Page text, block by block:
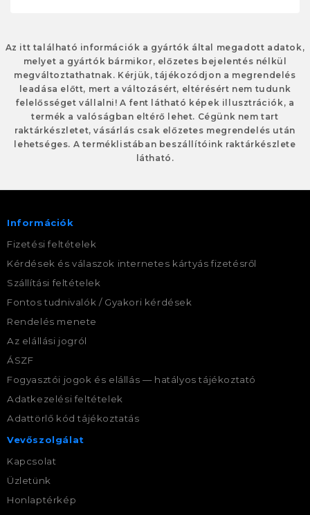
Az itt található információk a gyártók által megadott adatok,
melyet a gyártók bármikor, előzetes bejelentés nélkül
megváltoztathatnak. Kérjük, tájékozódjon a megrendelés
leadása előtt, mert a változásért, eltérésért nem tudunk
felelősséget vállalni! A fent látható képek illusztrációk, a
termék a valóságban eltérő lehet. Cégünk nem tart
raktárkészletet, vásárlás csak előzetes megrendelés után
lehetséges. A terméklistában beszállítóink raktárkészlete
látható.
Információk
Fizetési feltételek
Kérdések és válaszok internetes kártyás fizetésről
Szállítási feltételek
Fontos tudnivalók / Gyakori kérdések
Rendelés menete
Az elállási jogról
ÁSZF
Fogyasztói jogok és elállás — hatályos tájékoztató
Adatkezelési feltételek
Adattörlő kód tájékoztatás
Vevőszolgálat
Kapcsolat
Üzletünk
Honlaptérkép